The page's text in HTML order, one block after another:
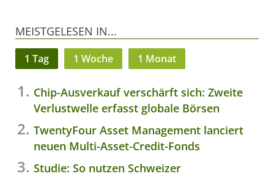
MEISTGELESEN IN...
1 Tag 1 Woche 1 Monat
Chip-Ausverkauf verschärft sich: Zweite
Verlustwelle erfasst globale Börsen
TwentyFour Asset Management lanciert
neuen Multi-Asset-Credit-Fonds
Studie: So nutzen Schweizer